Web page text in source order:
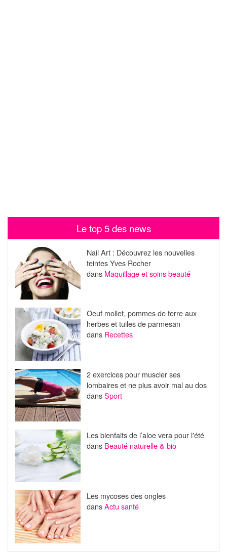
Le top 5 des news
Nail Art : Découvrez les nouvelles
teintes Yves Rocher
dans Maquillage et soins beauté
Oeuf mollet, pommes de terre aux
herbes et tuiles de parmesan
dans Recettes
2 exercices pour muscler ses
lombaires et ne plus avoir mal au dos
dansSport
Les bienfaits de l’aloe vera pour l'été
dans Beauté naturelle & bio
Les mycoses des ongles
dansActu santé